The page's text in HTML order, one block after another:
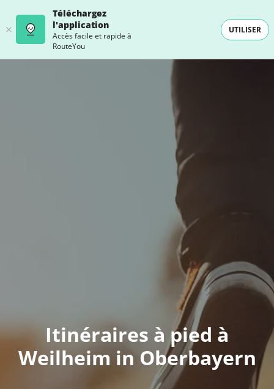
Téléchargez
l'application
Accès facile et rapide à
RouteYou
UTILISER
Itinéraires à pied à
Weilheim in Oberbayern